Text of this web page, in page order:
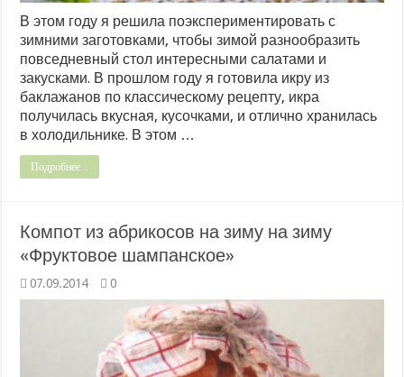
В этом году я решила поэкспериментировать с
зимними заготовками, чтобы зимой разнообразить
повседневный стол интересными салатами и
закусками. В прошлом году я готовила икру из
баклажанов по классическому рецепту, икра
получилась вкусная, кусочками, и отлично хранилась
в холодильнике. В этом …
Подробнее...
Компот из абрикосов на зиму на зиму
«Фруктовое шампанское»
07.09.2014 0